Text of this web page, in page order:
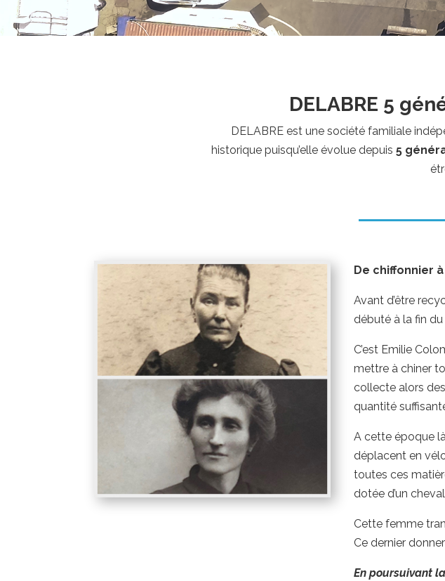
DELABRE 5
DELABRE est une société familiale
historique puisqu’elle évolue depuis 5
De chiffonnier
Avant d’être
débuté à la fin du
C’est Emilie
mettre à chiner
collecte alors
quantité
A cette époque
déplacent en
toutes ces
dotée d’un
Cette femme
Ce dernier
En poursuivant